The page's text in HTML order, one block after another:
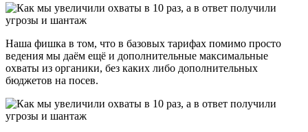
Наша фишка в том, что в базовых тарифах помимо просто
ведения мы даём ещё и дополнительные максимальные
охваты из органики, без каких либо дополнительных
бюджетов на посев.